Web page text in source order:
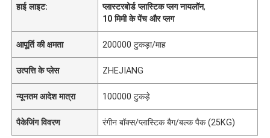
हाई लाइट:
प्लास्टरबोर्ड प्लास्टिक प्लग नायलॉन,
10 मिमी के पेंच और प्लग
आपूर्ति की क्षमता 200000 टुकड़ा/माह
उत्पत्ति के प्लेस ZHEJIANG
न्यूनतम आदेश मात्रा 100000 टुकड़े
पैकेजिंग विवरण रंगीन बॉक्स/प्लास्टिक बैग/बल्क पैक (25KG)